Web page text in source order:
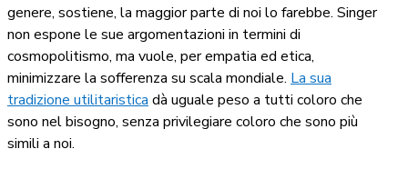
genere, sostiene, la maggior parte di noi lo farebbe. Singer
non espone le sue argomentazioni in termini di
cosmopolitismo, ma vuole, per empatia ed etica,
minimizzare la sofferenza su scala mondiale. La sua
tradizione utilitaristica dà uguale peso a tutti coloro che
sono nel bisogno, senza privilegiare coloro che sono più
simili a noi.